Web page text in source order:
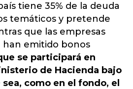
tiene 35% de la deuda
temáticos y pretende
que las empresas
han emitido bonos
se participará en
de Hacienda bajo
como en el fondo, el